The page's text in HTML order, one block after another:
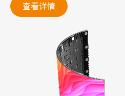
查看详情